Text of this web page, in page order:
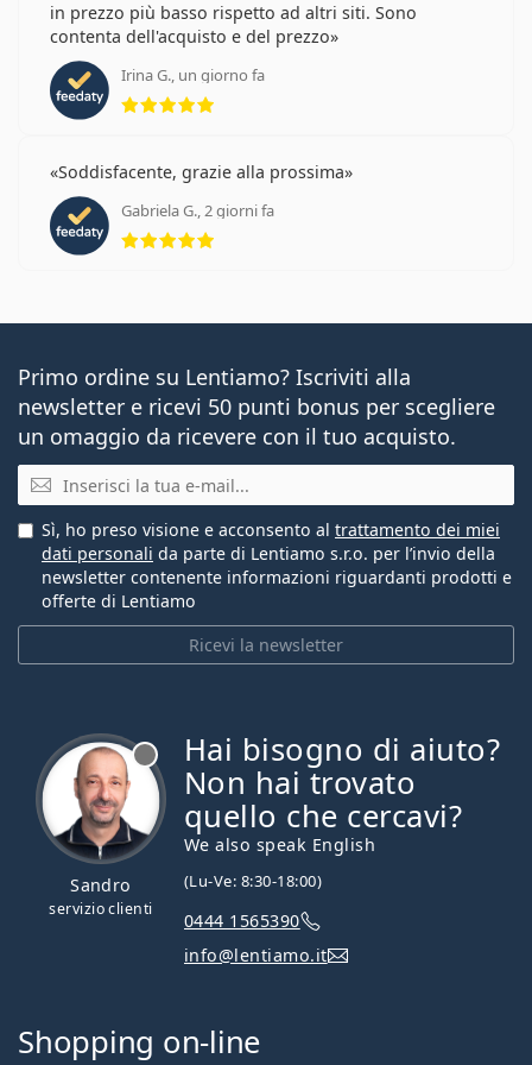
in prezzo più basso rispetto ad altri siti. Sono
contenta dell'acquisto e del prezzo
Irina G., un giorno fa
Soddisfacente, grazie alla prossima
Gabriela G., 2 giorni fa
valutazione 5 di 5
Primo ordine su Lentiamo? Iscriviti alla
newsletter e ricevi 50 punti bonus per scegliere
un omaggio da ricevere con il tuo acquisto.
E-mail
Ricevi la newsletter
Sì, ho preso visione e acconsento al trattamento dei miei
dati personali da parte di Lentiamo s.r.o. per l’invio della
newsletter contenente informazioni riguardanti prodotti e
offerte di Lentiamo
Sandro
servizio clienti
Hai bisogno di aiuto?
Non hai trovato
quello che cercavi?
We also speak English
(Lu-Ve: 8:30-18:00)
0444 1565390
info@lentiamo.it
Shopping on-line